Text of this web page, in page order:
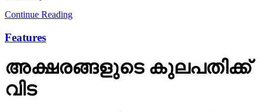
Continue Reading
Features
അക്ഷരങ്ങളുടെ കുലപതിക്ക്
വിട